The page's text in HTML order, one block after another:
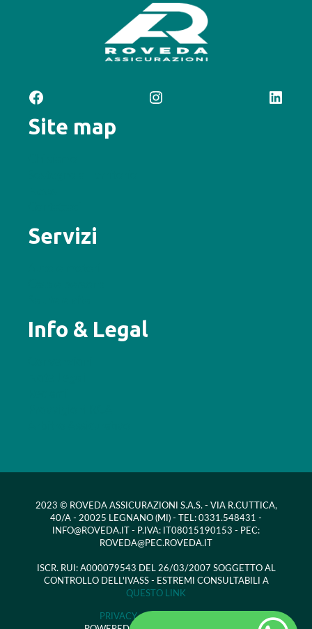
Facebook Instagram LinkedIn
Site map
Servizi
Info & Legal
2023 © ROVEDA ASSICURAZIONI S.A.S. - VIA R.CUTTICA,
40/A - 20025 LEGNANO (MI) - TEL: 0331.548431 -
INFO@ROVEDA.IT - P.IVA: IT08015190153 - PEC:
ROVEDA@PEC.ROVEDA.IT
ISCR. RUI: A000079543 DEL 26/03/2007 SOGGETTO AL
CONTROLLO DELL'IVASS - ESTREMI CONSULTABILI A
QUESTO LINK
PRIVACY -